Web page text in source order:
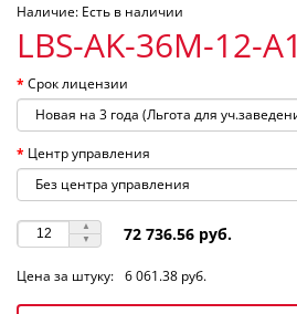
Наличие: Есть в наличии
LBS-AK-36M-12-A1
Срок лицензии
Центр управления
72 736.56 руб.
Цена за штуку: 6 061.38 руб.